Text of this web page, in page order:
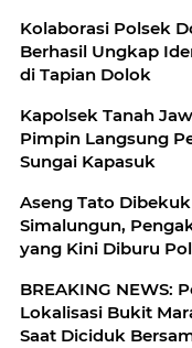
Kolaborasi Polsek
Berhasil Ungkap
di Tapian Dolok
Kapolsek Tanah
Pimpin Langsung
Sungai Kapasuk
Aseng Tato
Simalungun,
yang Kini Diburu
BREAKING NEWS:
Lokalisasi Bukit
Saat Diciduk